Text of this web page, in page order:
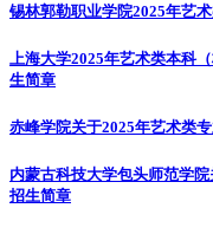
锡林郭勒职业学院2025年艺
上海大学2025年艺术类本科
生简章
赤峰学院关于2025年艺术类
内蒙古科技大学包头师范学
招生简章